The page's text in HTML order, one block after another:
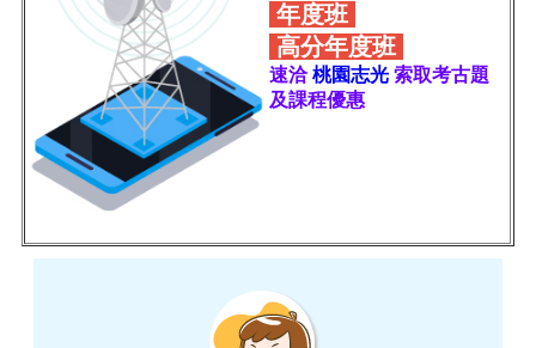
年度班
高分年度班
速洽桃園志光 索取考古題
及課程優惠